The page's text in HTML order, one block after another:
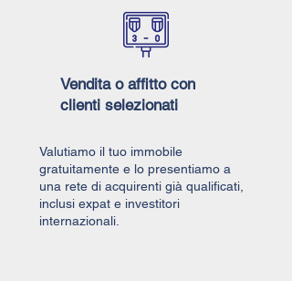
Vendita o affitto con
clienti selezionati
Valutiamo il tuo immobile
gratuitamente e lo presentiamo a
una rete di acquirenti già qualificati,
inclusi expat e investitori
internazionali.